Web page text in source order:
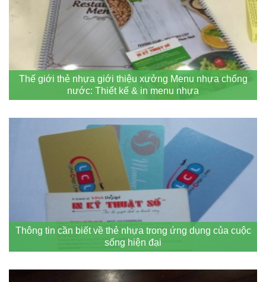
Thế giới thẻ nhựa giới thiệu xưởng Menu nhựa chống
nước: Thiết kế & in menu nhựa
Thông tin cần biết về thẻ nhựa trong ứng dụng của cuộc
sống hiện đại